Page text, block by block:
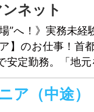
ネット
”へ！》実務未
】のお仕事！首
安定勤務。「地
たい」そんな想
ア（中途）